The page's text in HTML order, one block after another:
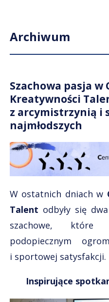
Archiwum
Szachowa pasja w
Kreatywności
z arcymistrzynią i
najmłodszych
W ostatnich dniach w
Talent odbyły się
szachowe, które
podopiecznym
i sportowej satysfakcji.
Inspirujące